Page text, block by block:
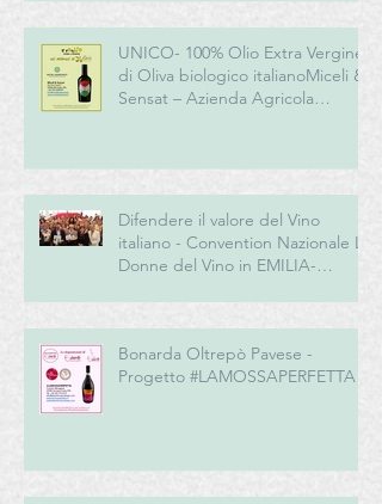
UNICO- 100% Olio Extra Vergine
di Oliva biologico italianoMiceli &
Sensat – Azienda Agricola
Difendere il valore del Vino
italiano - Convention Nazionale Le
Donne del Vino in EMILIA-
Bonarda Oltrepò Pavese -
Progetto #LAMOSSAPERFETTA